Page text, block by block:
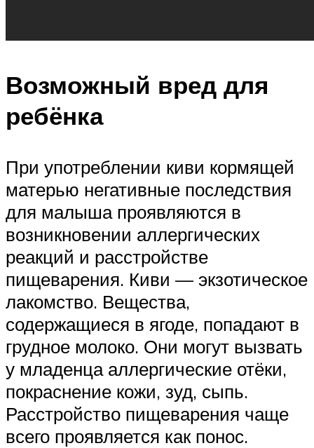
Возможный вред для
ребёнка
При употреблении киви кормящей
матерью негативные последствия
для малыша проявляются в
возникновении аллергических
реакций и расстройстве
пищеварения. Киви — экзотическое
лакомство. Вещества,
содержащиеся в ягоде, попадают в
грудное молоко. Они могут вызвать
у младенца аллергические отёки,
покраснение кожи, зуд, сыпь.
Расстройство пищеварения чаще
всего проявляется как понос.